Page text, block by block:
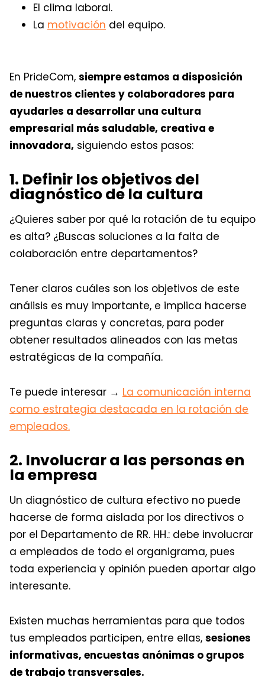
El clima laboral.
La motivación del equipo.
En PrideCom, siempre estamos a disposición
de nuestros clientes y colaboradores para
ayudarles a desarrollar una cultura
empresarial más saludable, creativa e
innovadora, siguiendo estos pasos:
1. Definir los objetivos del
diagnóstico de la cultura
¿Quieres saber por qué la rotación de tu equipo
es alta? ¿Buscas soluciones a la falta de
colaboración entre departamentos?
Tener claros cuáles son los objetivos de este
análisis es muy importante, e implica hacerse
preguntas claras y concretas, para poder
obtener resultados alineados con las metas
estratégicas de la compañía.
Te puede interesar → La comunicación interna
como estrategia destacada en la rotación de
empleados.
2. Involucrar a las personas en
la empresa
Un diagnóstico de cultura efectivo no puede
hacerse de forma aislada por los directivos o
por el Departamento de RR. HH.: debe involucrar
a empleados de todo el organigrama, pues
toda experiencia y opinión pueden aportar algo
interesante.
Existen muchas herramientas para que todos
tus empleados participen, entre ellas, sesiones
informativas, encuestas anónimas o grupos
de trabajo transversales.